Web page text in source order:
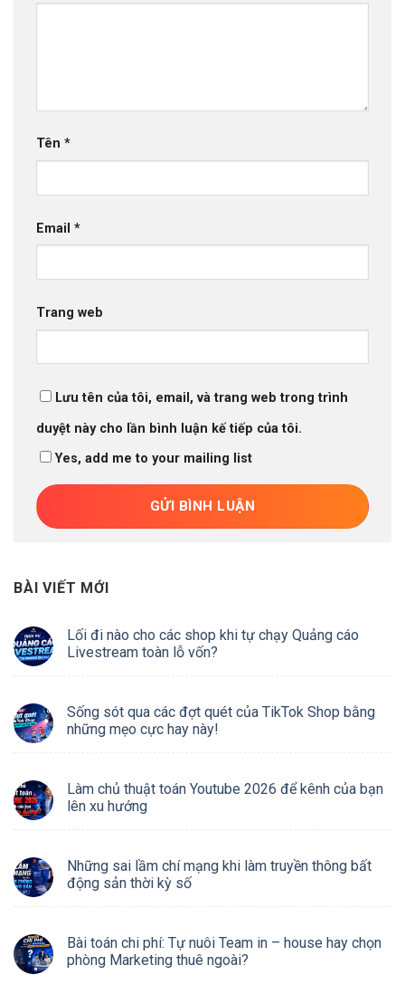
Tên *
Email *
Trang web
Lưu tên của tôi, email, và trang web trong trình
duyệt này cho lần bình luận kế tiếp của tôi.
Yes, add me to your mailing list
BÀI VIẾT MỚI
Lối đi nào cho các shop khi tự chạy Quảng cáo
Livestream toàn lỗ vốn?
Sống sót qua các đợt quét của TikTok Shop bằng
những mẹo cực hay này!
Làm chủ thuật toán Youtube 2026 để kênh của bạn
lên xu hướng
Những sai lầm chí mạng khi làm truyền thông bất
động sản thời kỳ số
Bài toán chi phí: Tự nuôi Team in – house hay chọn
phòng Marketing thuê ngoài?